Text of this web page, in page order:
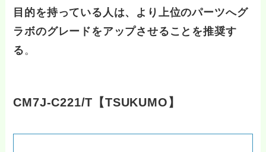
目的を持っている人は、より上位のパーツへグ
ラボのグレードをアップさせることを推奨す
る 。
CM7J-C221/T【TSUKUMO】